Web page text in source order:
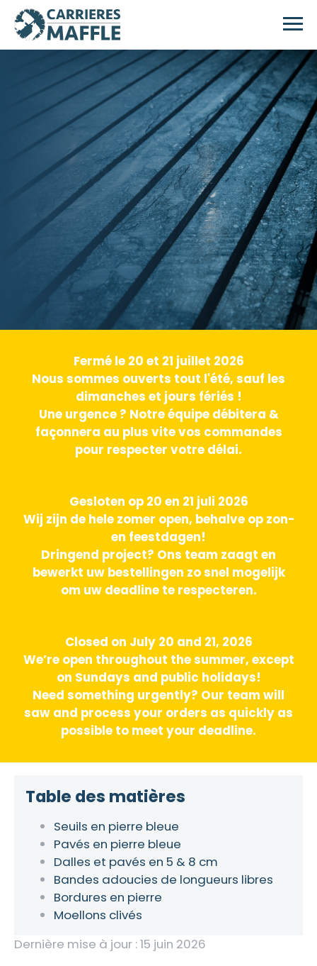
Passer au contenu principal
Fermé le 20 et 21 juillet 2026
Nous sommes ouverts tout l'été, sauf les
dimanches et jours fériés !
Une urgence ? Notre équipe débitera &
façonnera au plus vite vos commandes
pour respecter votre délai.
Gesloten op 20 en 21 juli 2026
Wij zijn de hele zomer open, behalve op zon-
en feestdagen!
Dringend project? Ons team zaagt en
bewerkt uw bestellingen zo snel mogelijk
om uw deadline te respecteren.
Closed on July 20 and 21, 2026
We’re open throughout the summer, except
on Sundays and public holidays!
Need something urgently? Our team will
saw and process your orders as quickly as
possible to meet your deadline.
Table des matières
Seuils en pierre bleue
Pavés en pierre bleue
Dalles et pavés en 5 & 8 cm
Bandes adoucies de longueurs libres
Bordures en pierre
Moellons clivés
Dernière mise à jour : 15 juin 2026